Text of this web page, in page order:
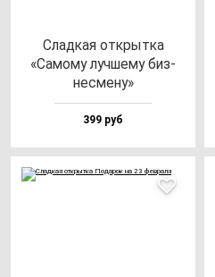
Слад­кая от­крыт­ка
«Само­му луч­ше­му биз­
нес­ме­ну»
399 руб